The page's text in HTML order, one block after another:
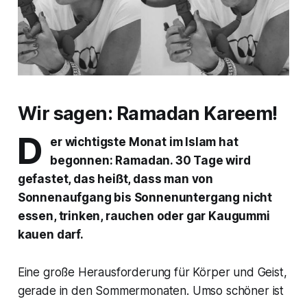
Wir sagen: Ramadan Kareem!
D
er wichtigste Monat im Islam hat
begonnen: Ramadan. 30 Tage wird
gefastet, das heißt, dass man von
Sonnenaufgang bis Sonnenuntergang nicht
essen, trinken, rauchen oder gar Kaugummi
kauen darf.
Eine große Herausforderung für Körper und Geist,
gerade in den Sommermonaten. Umso schöner ist